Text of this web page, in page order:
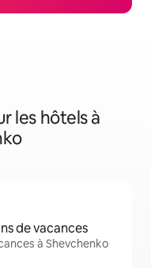
les hôtels à
de vacances
à Shevchenko